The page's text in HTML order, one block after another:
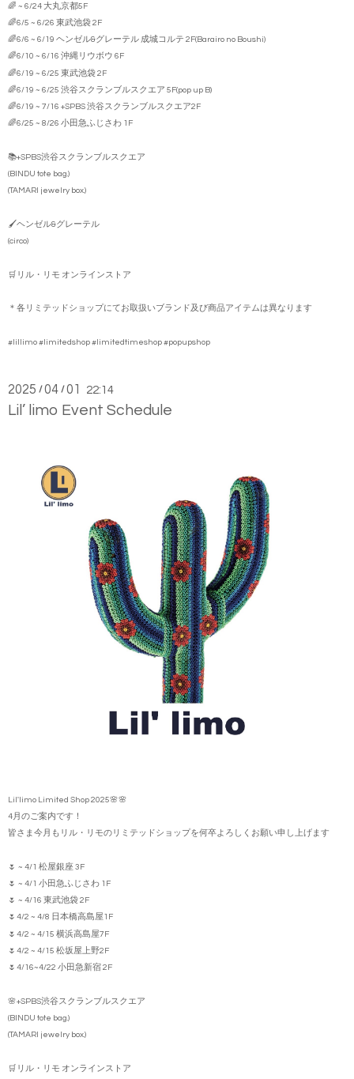
🌈 ~ 6/24 大丸京都5F
🌈6/5 ~ 6/26 東武池袋 2F
🌈6/6 ~ 6/19 ヘンゼル&グレーテル 成城コルテ 2F(Barairo no Boushi)
🌈6/10 ~ 6/16 沖縄リウボウ 6F
🌈6/19 ~ 6/25 東武池袋 2F
🌈6/19 ~ 6/25 渋谷スクランブルスクエア 5F(pop up B)
🌈6/19 ~ 7/16 +SPBS 渋谷スクランブルスクエア2F
🌈6/25 ~ 8/26 小田急ふじさわ 1F
📚+SPBS渋谷スクランブルスクエア
(BINDU tote bag.)
(TAMARI jewelry box.)
🖌️ヘンゼル&グレーテル
(circo)
🛒リル・リモ オンラインストア
＊各リミテッドショップにてお取扱いブランド及び商品アイテムは異なります
#lillimo #limitedshop #limitedtimeshop #popupshop
2025 /04 /01 22:14
Lil’ limo Event Schedule
Lil'limo Limited Shop 2025🌸🌸
4月のご案内です！
皆さま今月もリル・リモのリミテッドショップを何卒よろしくお願い申し上げます
🌷 ~ 4/1 松屋銀座 3F
🌷 ~ 4/1 小田急ふじさわ 1F
🌷 ~ 4/16 東武池袋 2F
🌷4/2 ~ 4/8 日本橋高島屋1F
🌷4/2 ~ 4/15 横浜高島屋7F
🌷4/2 ~ 4/15 松坂屋上野2F
🌷4/16~4/22 小田急新宿 2F
🌸+SPBS渋谷スクランブルスクエア
(BINDU tote bag.)
(TAMARI jewelry box.)
🛒リル・リモ オンラインストア